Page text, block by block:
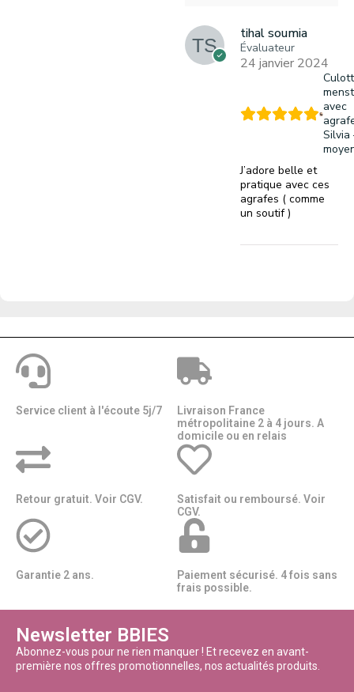
tihal soumia
Évaluateur
24 janvier 2024
avec
Silvia
J’adore belle et
pratique avec ces
agrafes ( comme
un soutif )
Service client à l'écoute 5j/7
Livraison France
métropolitaine 2 à 4 jours. A
domicile ou en relais​​
Retour gratuit. Voir CGV.
Satisfait ou remboursé. Voir
CGV.
Garantie 2 ans.
Paiement sécurisé. 4 fois sans
frais possible.
Newsletter BBIES
Abonnez-vous pour ne rien manquer ! Et recevez en avant-
première nos offres promotionnelles, nos actualités produits.